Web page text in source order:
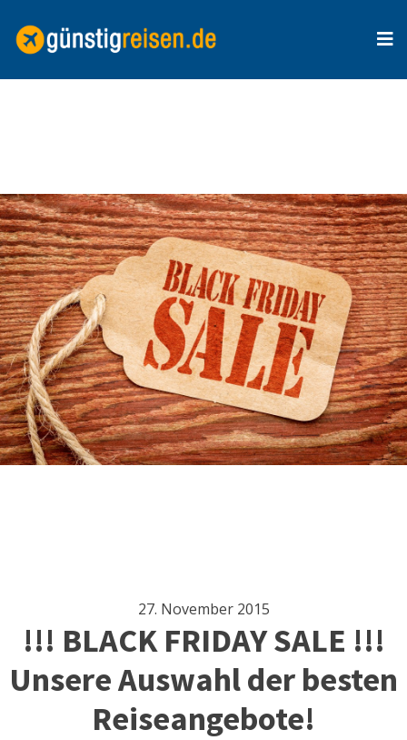
27. November 2015
!!! BLACK FRIDAY SALE !!!
Unsere Auswahl der besten
Reiseangebote!